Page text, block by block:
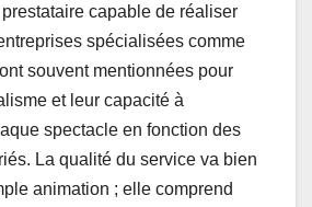
capable de réaliser
spécialisées comme
souvent mentionnées pour
et leur capacité à
spectacle en fonction des
La qualité du service va bien
animation ; elle comprend